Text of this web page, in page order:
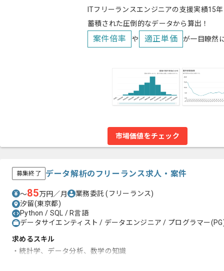
ITフリーランスエンジニアの支援実績15
蓄積された圧倒的なデータから算出！
案件倍率 や 適正単価 が一目瞭然
市場価値をチェック
募集終了 データ解析のフリーランス求人・案件
〜85万円／月 業務委託(フリーランス)
汐留(東京都)
Python / SQL / R言語
データサイエンティスト / データエンジニア / プログラマー
求めるスキル
・統計学、データ分析、数学の知識